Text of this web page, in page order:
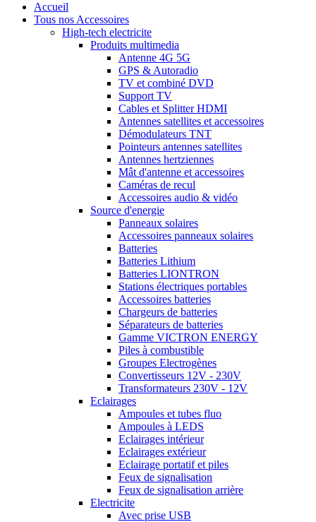
Accueil
Tous nos Accessoires
High-tech electricite
Produits multimedia
Antenne 4G 5G
GPS & Autoradio
TV et combiné DVD
Support TV
Cables et Splitter HDMI
Antennes satellites et accessoires
Démodulateurs TNT
Pointeurs antennes satellites
Antennes hertziennes
Mât d'antenne et accessoires
Caméras de recul
Accessoires audio & vidéo
Source d'energie
Panneaux solaires
Accessoires panneaux solaires
Batteries
Batteries Lithium
Batteries LIONTRON
Stations électriques portables
Accessoires batteries
Chargeurs de batteries
Séparateurs de batteries
Gamme VICTRON ENERGY
Piles à combustible
Groupes Electrogènes
Convertisseurs 12V - 230V
Transformateurs 230V - 12V
Eclairages
Ampoules et tubes fluo
Ampoules à LEDS
Eclairages intérieur
Eclairages extérieur
Eclairage portatif et piles
Feux de signalisation
Feux de signalisation arrière
Electricite
Avec prise USB